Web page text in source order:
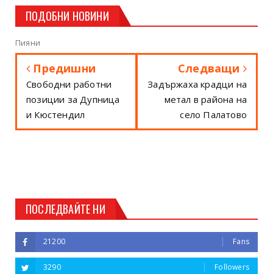
ПОДОБНИ НОВИНИ
Пияни
Предишни
Свободни работни
позиции за Дупница
и Кюстендил
Следващи
Задържаха крадци на
метал в района на
село Палатово
ПОСЛЕДВАЙТЕ НИ
21200 Fans
3290 Followers